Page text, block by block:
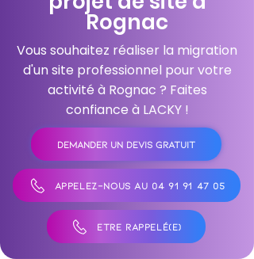
Rognac
Vous souhaitez réaliser la migration
d'un site professionnel pour votre
activité à Rognac ? Faites
confiance à LACKY !
DEMANDER UN DEVIS GRATUIT
APPELEZ-NOUS AU 04 91 91 47 05
ÊTRE RAPPELÉ(E)